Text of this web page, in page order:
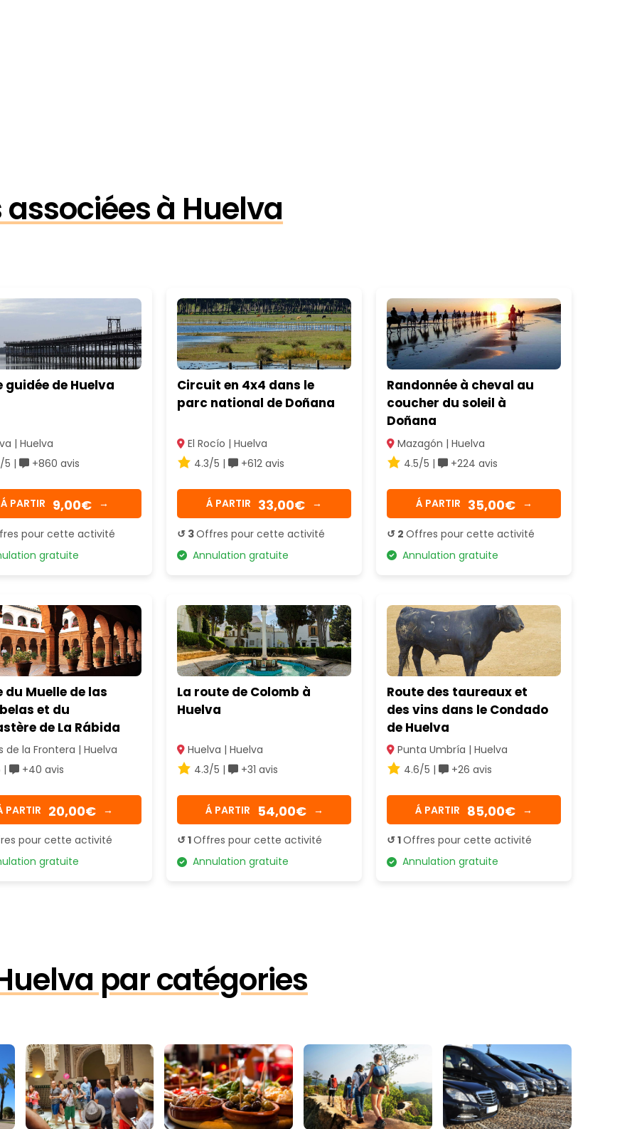
à Huelva
guidée de Huelva
| Huelva
5 |
+860 avis
Á PARTIR 9,00€ →
pour cette activité
gratuite
Circuit en 4x4 dans le
parc national de Doñana
El Rocío | Huelva
4.3/5 |
+612 avis
Á PARTIR 33,00€ →
↺ 3Offres pour cette activité
Annulation gratuite
Randonnée à cheval au
coucher du soleil à
Doñana
Mazagón | Huelva
4.5/5 |
+224 avis
Á PARTIR 35,00€ →
↺ 2 Offres pour cette activité
Annulation gratuite
du Muelle de las
et du
de La Rábida
de la Frontera | Huelva
|
+40 avis
PARTIR 20,00€ →
pour cette activité
gratuite
La route de Colomb à
Huelva
Huelva | Huelva
4.3/5 |
+31 avis
Á PARTIR 54,00€ →
↺ 1Offres pour cette activité
Annulation gratuite
Route des taureaux et
des vins dans le Condado
de Huelva
Punta Umbría | Huelva
4.6/5 |
+26 avis
Á PARTIR 85,00€ →
↺ 1Offres pour cette activité
Annulation gratuite
par catégories